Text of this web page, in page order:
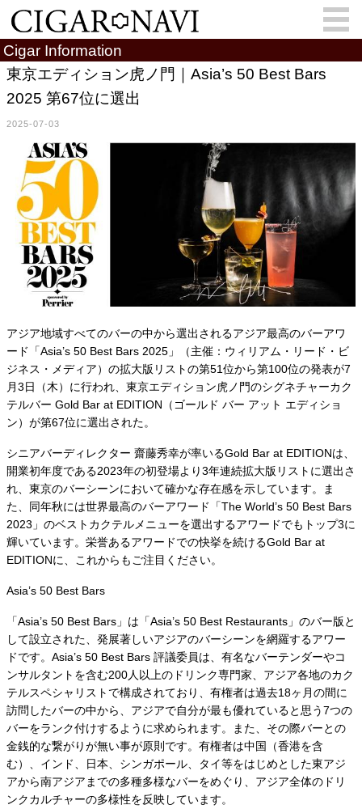
会員登録 お問い合わせ
Cigar Information Cigar Column
Memorandum 葉巻人
Cigar Map
Cigar Information
東京エディション虎ノ門｜Asia’s 50 Best Bars
2025 第67位に選出
2025-07-03
アジア地域すべてのバーの中から選出されるアジア最高のバーアワ
ード「Asia’s 50 Best Bars 2025」（主催：ウィリアム・リード・ビ
ジネス・メディア）の拡大版リストの第51位から第100位の発表が7
月3日（木）に行われ、東京エディション虎ノ門のシグネチャーカク
テルバー Gold Bar at EDITION（ゴールド バー アット エディショ
ン）が第67位に選出された。
シニアバーディレクター 齋藤秀幸が率いるGold Bar at EDITIONは、
開業初年度である2023年の初登場より3年連続拡大版リストに選出さ
れ、東京のバーシーンにおいて確かな存在感を示しています。ま
た、同年秋には世界最高のバーアワード「The World’s 50 Best Bars
2023」のベストカクテルメニューを選出するアワードでもトップ3に
輝いています。栄誉あるアワードでの快挙を続けるGold Bar at
EDITIONに、これからもご注目ください。
Asia’s 50 Best Bars
「Asia’s 50 Best Bars」は「Asia’s 50 Best Restaurants」のバー版と
して設立された、発展著しいアジアのバーシーンを網羅するアワー
ドです。Asia’s 50 Best Bars 評議委員は、有名なバーテンダーやコ
ンサルタントを含む200人以上のドリンク専門家、アジア各地のカク
テルスペシャリストで構成されており、有権者は過去18ヶ月の間に
訪問したバーの中から、アジアで自分が最も優れていると思う7つの
バーをランク付けするように求められます。また、その際バーとの
金銭的な繋がりが無い事が原則です。有権者は中国（香港を含
む）、インド、日本、シンガポール、タイ等をはじめとした東アジ
アから南アジアまでの多種多様なバーをめぐり、アジア全体のドリ
ンクカルチャーの多様性を反映しています。